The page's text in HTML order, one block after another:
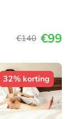
€140 €99
32% korting